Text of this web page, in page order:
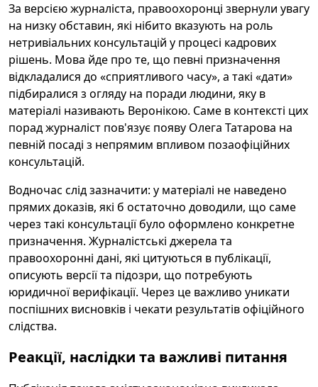
За версією журналіста, правоохоронці звернули увагу
на низку обставин, які нібито вказують на роль
нетривіальних консультацій у процесі кадрових
рішень. Мова йде про те, що певні призначення
відкладалися до «сприятливого часу», а такі «дати»
підбиралися з огляду на поради людини, яку в
матеріалі називають Веронікою. Саме в контексті цих
порад журналіст пов'язує появу Олега Татарова на
певній посаді з непрямим впливом позаофіційних
консультацій.
Водночас слід зазначити: у матеріалі не наведено
прямих доказів, які б остаточно доводили, що саме
через такі консультації було оформлено конкретне
призначення. Журналістські джерела та
правоохоронні дані, які цитуються в публікації,
описують версії та підозри, що потребують
юридичної верифікації. Через це важливо уникати
поспішних висновків і чекати результатів офіційного
слідства.
Реакції, наслідки та важливі питання